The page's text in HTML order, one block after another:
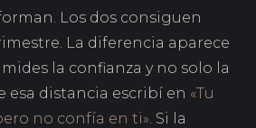
Los dos consiguen
La diferencia aparece
la confianza y no solo la
esa distancia escribí en «Tu
no confía en ti» . Si la